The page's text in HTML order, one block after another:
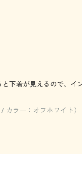
下着が見えるので、
ラー：オフホワイト）